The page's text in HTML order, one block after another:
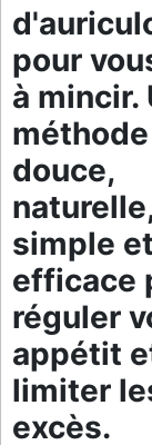
pour
à mincir.
méthode
douce,
simple et
efficace
réguler
appétit
limiter
excès.